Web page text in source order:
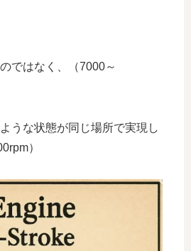
ではなく、（7000～
うな状態が同じ場所で実現し
）